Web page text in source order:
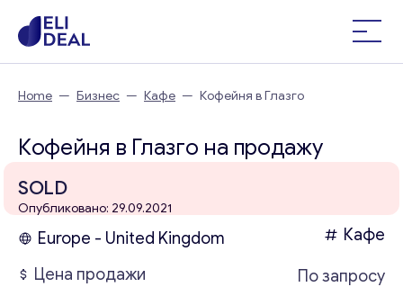
Home — Бизнес — Кафе — Кофейня в Глазго
Кофейня в Глазго на продажу
SOLD
Опубликовано: 29.09.2021
Europe - United Kingdom
Кафе
Цена продажи
По запросу